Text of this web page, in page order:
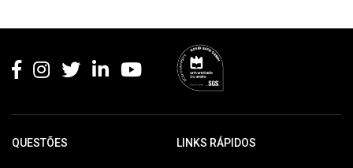
QUESTÕES LINKS RÁPIDOS